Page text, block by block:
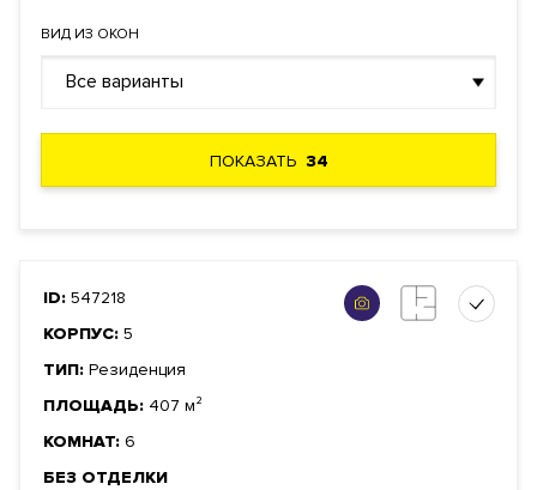
ВИД ИЗ ОКОН
Все варианты
ПОКАЗАТЬ34
ID: 547218
КОРПУС: 5
ТИП: Резиденция
ПЛОЩАДЬ: 407 м²
КОМНАТ: 6
БЕЗ ОТДЕЛКИ